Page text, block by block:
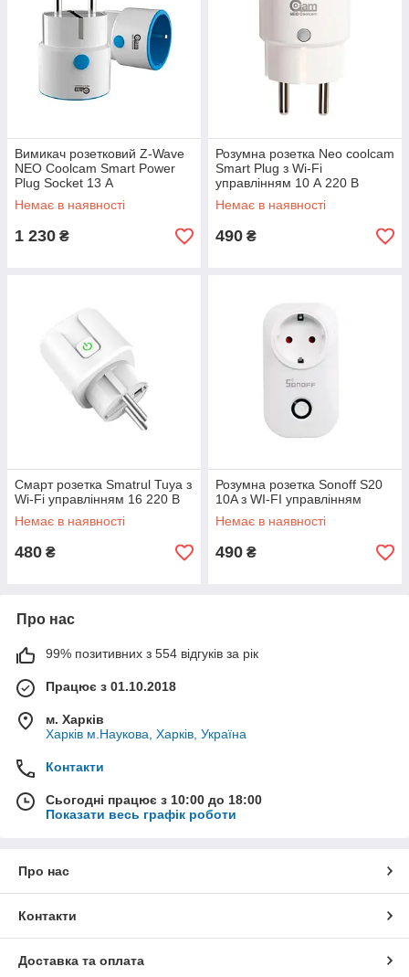
Вимикач розетковий Z-Wave
NEO Coolcam Smart Power
Plug Socket 13 А
Немає в наявності
1 230 ₴
Розумна розетка Neo coolcam
Smart Plug з Wi-Fi
управлінням 10 А 220 В
Немає в наявності
490 ₴
Смарт розетка Smatrul Tuya з
Wi-Fi управлінням 16 220 В
Немає в наявності
480 ₴
Розумна розетка Sonoff S20
10A з WI-FI управлінням
Немає в наявності
490 ₴
Про нас
99% позитивних з 554 відгуків за рік
Працює з 01.10.2018
м. Харків
Харків м.Наукова, Харків, Україна
Контакти
Сьогодні працює з 10:00 до 18:00
Показати весь графік роботи
Про нас
Контакти
Доставка та оплата